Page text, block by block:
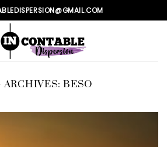
ARCHIVES:BESO